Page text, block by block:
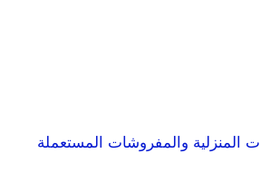
المنزلية والمفروشات المستعملة